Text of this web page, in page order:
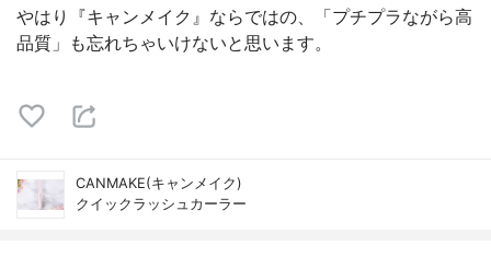
やはり『キャンメイク』ならではの、「プチプラながら高
品質」も忘れちゃいけないと思います。
CANMAKE(キャンメイク)
クイックラッシュカーラー